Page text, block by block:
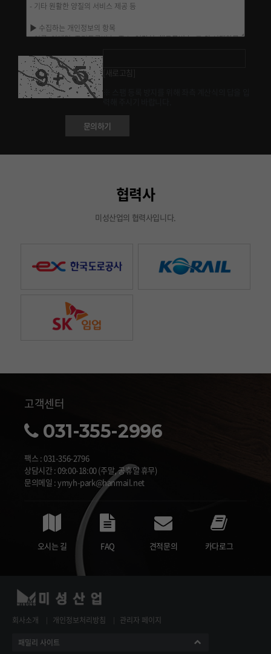
[새로고침]
문의하기
협력사
미성산업의 협력사입니다.
고객센터
031-355-2996
팩스 : 031-356-2796
상담시간 : 09:00-18:00 (주말, 공휴일 휴무)
문의메일 : ymyh-park@hanmail.net
오시는 길 FAQ 견적문의 카다로그
회사소개 개인정보처리방침 관리자 페이지
패밀리 사이트